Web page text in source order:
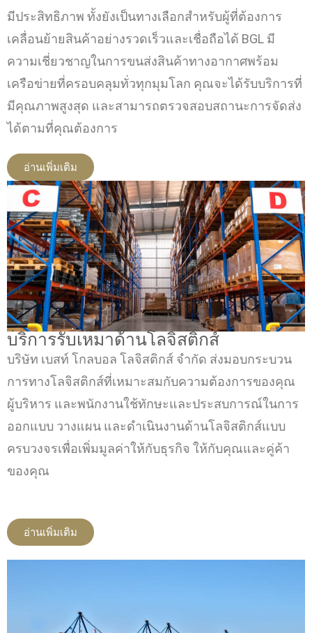
มีประสิทธิภาพ ทั้งยังเป็นทางเลือกสำหรับผู้ที่ต้องการ
เคลื่อนย้ายสินค้าอย่างรวดเร็วและเชื่อถือได้ BGL มี
ความเชี่ยวชาญในการขนส่งสินค้าทางอากาศพร้อม
เครือข่ายที่ครอบคลุมทั่วทุกมุมโลก คุณจะได้รับบริการที่
มีคุณภาพสูงสุด และสามารถตรวจสอบสถานะการจัดส่ง
ได้ตามที่คุณต้องการ
อ่านเพิ่มเติม
บริการรับเหมาด้านโลจิสติกส์
บริษัท เบสท์ โกลบอล โลจิสติกส์ จำกัด ส่งมอบกระบวน
การทางโลจิสติกส์ที่เหมาะสมกับความต้องการของคุณ
ผู้บริหาร และพนักงานใช้ทักษะและประสบการณ์ในการ
ออกแบบ วางแผน และดำเนินงานด้านโลจิสติกส์แบบ
ครบวงจรเพื่อเพิ่มมูลค่าให้กับธุรกิจ ให้กับคุณและคู่ค้า
ของคุณ
อ่านเพิ่มเติม